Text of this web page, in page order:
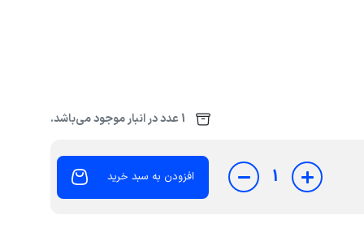
1 عدد در انبار موجود می‌باشد.
1 افزودن به سبد خرید